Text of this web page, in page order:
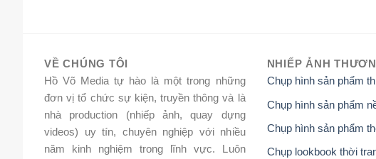
VỀ CHÚNG TÔI
Hồ Võ Media tự hào là một trong những
đơn vị tổ chức sự kiện, truyền thông và là
nhà production (nhiếp ảnh, quay dựng
videos) uy tín, chuyên nghiệp với nhiều
năm kinh nghiệm trong lĩnh vực. Luôn
NHIẾP ẢNH
Chụp hình sản phẩm
Chụp hình sản phẩm
Chụp hình sản phẩm
Chụp lookbook thời